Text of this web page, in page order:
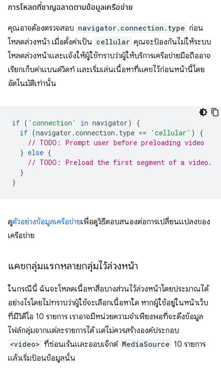
การโหลดที่ชาญฉลาดตามข้อมูลเครือข่าย
คุณอาจต้องตรวจสอบ navigator.connection.type ก่อน
โหลดล่วงหน้า เมื่อตั้งค่าเป็น cellular คุณจะป้องกันไม่ให้ระบบ
โหลดล่วงหน้าและแจ้งให้ผู้ใช้ทราบว่าผู้ให้บริการเครือข่ายมือถืออาจ
เรียกเก็บค่าแบนด์วิดท์ และเริ่มเล่นเนื้อหาที่แคชไว้ก่อนหน้านี้โดย
อัตโนมัติเท่านั้น
if ( 'connection' in navigator)
{
if (navigator .connection . type == 'cellular' )
{
// TODO: Prompt user before preloading video
} else {
// TODO: Preload the first segment of a video.
}
}
ดูตัวอย่างข้อมูลเครือข่ายเพื่อดูวิธีตอบสนองต่อการเปลี่ยนแปลงของ
เครือข่าย
แคชกลุ่มแรกหลายกลุ่มไว้ล่วงหน้า
ในกรณีนี้ ฉันจะโหลดเนื้อหาสื่อบางส่วนไว้ล่วงหน้าโดยประมาณได้
อย่างไรโดยไม่ทราบว่าผู้ใช้จะเลือกเนื้อหาใด หากผู้ใช้อยู่ในหน้าเว็บ
ที่มีวิดีโอ 10 รายการ เราอาจมีหน่วยความจำเพียงพอที่จะดึงข้อมูล
ไฟล์กลุ่มจากแต่ละรายการได้ แต่ไม่ควรสร้างองค์ประกอบ
<video> ที่ซ่อนเร้นและออบเจ็กต์ MediaSource 10 รายการ
แล้วเริ่มป้อนข้อมูลนั้น